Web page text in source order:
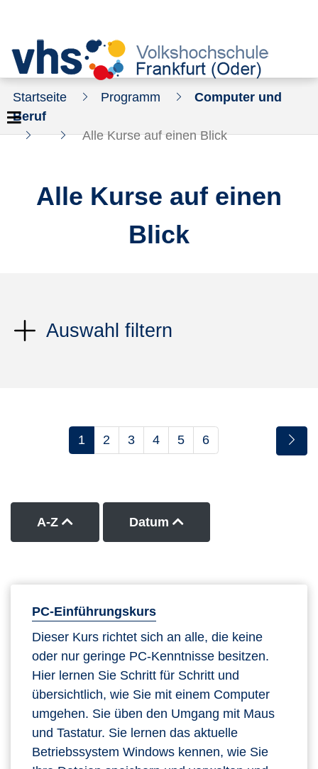
Startseite Programm
Computer und
Beruf
Alle Kurse auf einen Blick
Alle Kurse auf einen
Blick
Auswahl filtern
1 2 3 4 5 6
A-Z Kurse nach Titel aufsteigend sortieren
Datum Kurse nach Datum
PC-Einführungskurs
Dieser Kurs richtet sich an alle, die keine
oder nur geringe PC-Kenntnisse besitzen.
Hier lernen Sie Schritt für Schritt und
übersichtlich, wie Sie mit einem Computer
umgehen. Sie üben den Umgang mit Maus
und Tastatur. Sie lernen das aktuelle
Betriebssystem Windows kennen, wie Sie